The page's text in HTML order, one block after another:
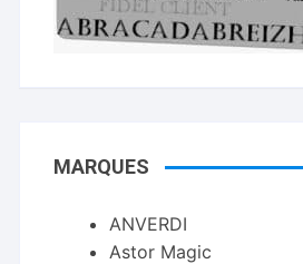
MARQUES
ANVERDI
Astor Magic